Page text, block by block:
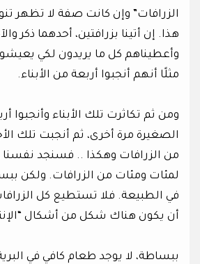
الزرافات” وإن كانت صفة لا تظهر
هذا. إن أتينا بزرافتين، أحدهما ذكر
وأعطيناهم كل ما يريدون لكي يعيشوا
مثلًا أنهم أنجبوا أربعة من الأبناء.
ومن ثم تكاثرت تلك الأبناء وأنجبوا
الصغيرة مرة أخرى، ثم أنجبت تلك
من الزرافات وهكذا .. فسنجد نفسنا
لمئات ومئات من الزرافات. ولكن
في الطبيعة. فلا تستطيع كل
أن يكون هناك شكل من أشكال
ببساطة، لا يوجد طعام كافي في